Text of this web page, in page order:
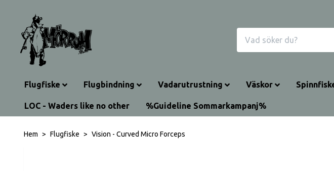
Flugfiske Flugbindning Vadarutrustning Väskor
LOC - Waders like no other %Guideline Sommarkampanj%
Hem Flugfiske Vision - Curved Micro Forceps